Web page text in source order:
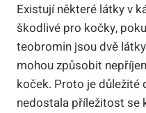
Existují některé látky v
škodlivé pro kočky,
teobromin jsou dvě
mohou způsobit
koček. Proto je důležité
nedostala příležitost se